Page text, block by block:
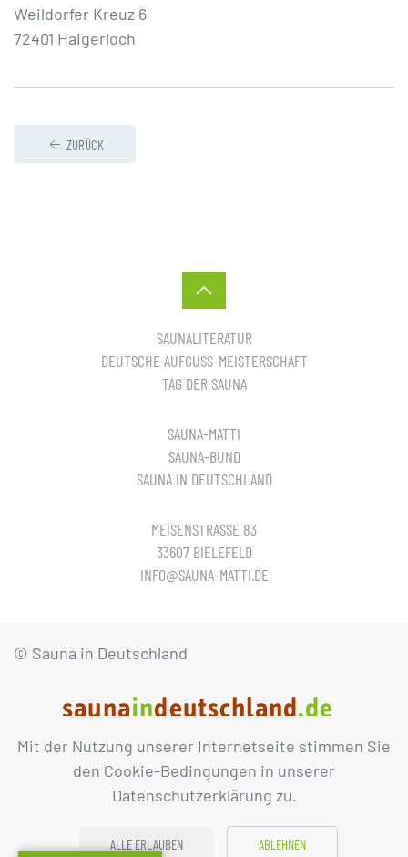
Mit der Nutzung unserer Internetseite stimmen Sie
den Cookie-Bedingungen in unserer
Datenschutzerklärung zu.
ALLE ERLAUBEN ABLEHNEN
Weildorfer Kreuz 6
72401 Haigerloch
ZURÜCK
SAUNALITERATUR
DEUTSCHE AUFGUSS-MEISTERSCHAFT
TAG DER SAUNA
SAUNA-MATTI
SAUNA-BUND
SAUNA IN DEUTSCHLAND
MEISENSTRASSE 83
33607 BIELEFELD
INFO@SAUNA-MATTI.DE
© Sauna in Deutschland
IMPRESSUM DATENSCHUTZ